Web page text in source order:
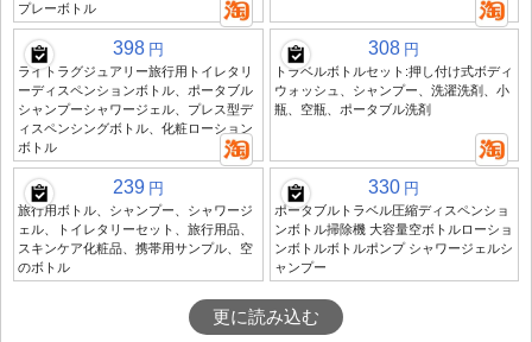
プレーボトル
398 円
ライトラグジュアリー旅行用トイレタリ
ーディスペンションボトル、ポータブル
シャンプーシャワージェル、プレス型デ
ィスペンシングボトル、化粧ローション
ボトル
308 円
トラベルボトルセット:押し付け式ボディ
ウォッシュ、シャンプー、洗濯洗剤、小
瓶、空瓶、ポータブル洗剤
239 円
旅行用ボトル、シャンプー、シャワージ
ェル、トイレタリーセット、旅行用品、
スキンケア化粧品、携帯用サンプル、空
のボトル
330 円
ポータブルトラベル圧縮ディスペンショ
ンボトル掃除機 大容量空ボトルローショ
ンボトルボトルポンプ シャワージェルシ
ャンプー
更に読み込む